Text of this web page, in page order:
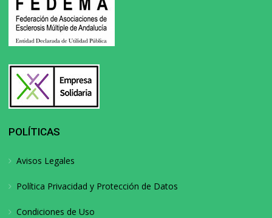
POLÍTICAS
Avisos Legales
Política Privacidad y Protección de Datos
Condiciones de Uso